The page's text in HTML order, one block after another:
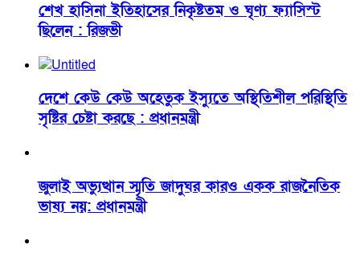
শেখ হাসিনা ইতিহাসের নিকৃষ্টতম ও ঘৃণ্য ফ্যাসিস্ট
ছিলেন : রিজভী
দেশে কেউ কেউ অহেতুক ইস্যুতে অস্থিতিশীল পরিস্থিতি
সৃষ্টির চেষ্টা করছে : প্রধানমন্ত্রী
জুলাই অভ্যুত্থান স্মৃতি জাদুঘর কারও একক রাজনৈতিক
ভাষ্য নয়: প্রধানমন্ত্রী